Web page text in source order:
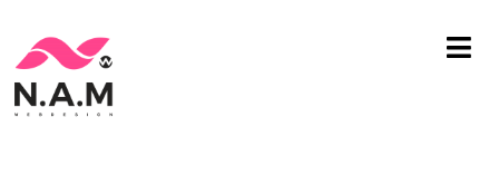
Chuyển
tới